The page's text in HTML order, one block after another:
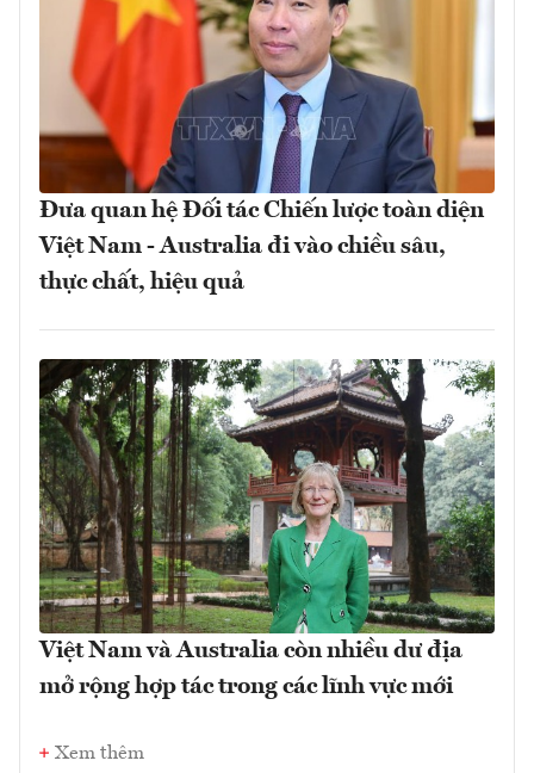
Đưa quan hệ Đối tác Chiến lược toàn diện
Việt Nam - Australia đi vào chiều sâu,
thực chất, hiệu quả
Việt Nam và Australia còn nhiều dư địa
mở rộng hợp tác trong các lĩnh vực mới
Xem thêm